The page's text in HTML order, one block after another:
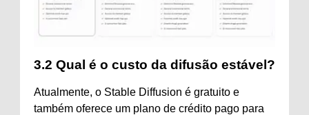
3.2 Qual é o custo da difusão estável?
Atualmente, o Stable Diffusion é gratuito e
também oferece um plano de crédito pago para